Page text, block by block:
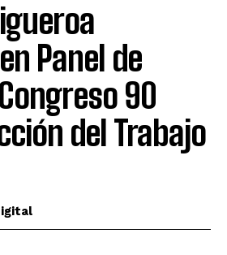
Panel de
90
del Trabajo